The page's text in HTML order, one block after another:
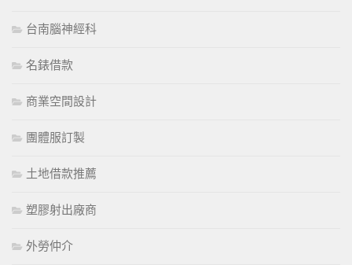
台南腦神經科
名錶借款
商業空間設計
團體服訂製
土地借款推薦
塑膠射出廠商
外勞仲介